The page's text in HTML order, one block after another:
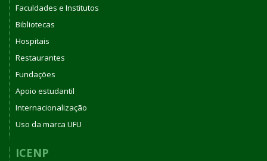
Faculdades e Institutos
Bibliotecas
Hospitais
Restaurantes
Fundações
Apoio estudantil
Internacionalização
Uso da marca UFU
ICENP